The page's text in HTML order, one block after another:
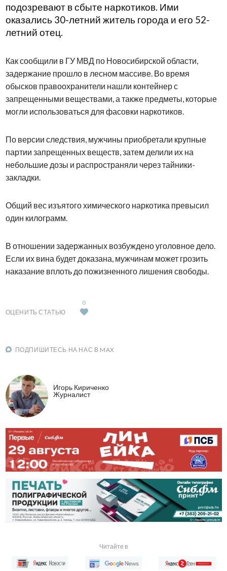
подозревают в сбыте наркотиков. Ими
оказались 30-летний житель города и его 52-
летний отец.
Как сообщили в ГУ МВД по Новосибирской области,
задержание прошло в лесном массиве. Во время
обысков правоохранители нашли контейнер с
запрещенными веществами, а также предметы, которые
могли использоваться для фасовки наркотиков.
По версии следствия, мужчины приобретали крупные
партии запрещенных веществ, затем делили их на
небольшие дозы и распространяли через тайники-
закладки.
Общий вес изъятого химического наркотика превысил
один килограмм.
В отношении задержанных возбуждено уголовное дело.
Если их вина будет доказана, мужчинам может грозить
наказание вплоть до пожизненного лишения свободы.
ОЦЕНИТЬ СТАТЬЮ
0
ПОДПИШИТЕСЬ НА НАС В MAX
Игорь Кириченко
Журналист
Читайте в